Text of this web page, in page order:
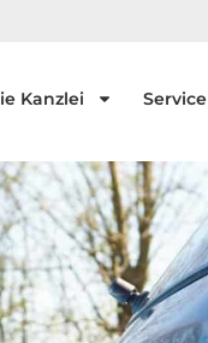
Kanzlei Service